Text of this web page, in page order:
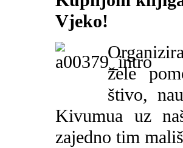
Vjeko!
žele
štivo,
Kivumua uz
zajedno tim